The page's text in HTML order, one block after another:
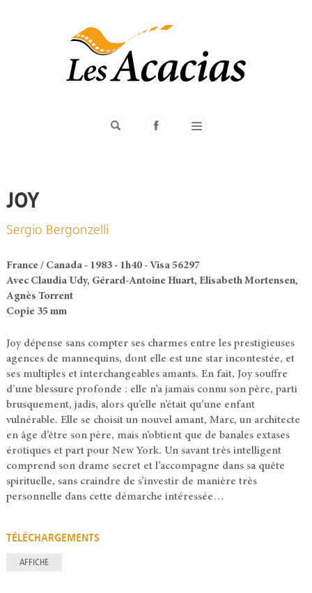
JOY
Sergio Bergonzelli
France / Canada - 1983 - 1h40 - Visa 56297
Avec Claudia Udy, Gérard-Antoine Huart, Elisabeth Mortensen,
Agnès Torrent
Copie 35 mm
Joy dépense sans compter ses charmes entre les prestigieuses
agences de mannequins, dont elle est une star incontestée, et
ses multiples et interchangeables amants. En fait, Joy souffre
d’une blessure profonde : elle n’a jamais connu son père, parti
brusquement, jadis, alors qu’elle n’était qu’une enfant
vulnérable. Elle se choisit un nouvel amant, Marc, un architecte
en âge d’être son père, mais n’obtient que de banales extases
érotiques et part pour New York. Un savant très intelligent
comprend son drame secret et l’accompagne dans sa quête
spirituelle, sans craindre de s’investir de manière très
personnelle dans cette démarche intéressée…
TÉLÉCHARGEMENTS
AFFICHE